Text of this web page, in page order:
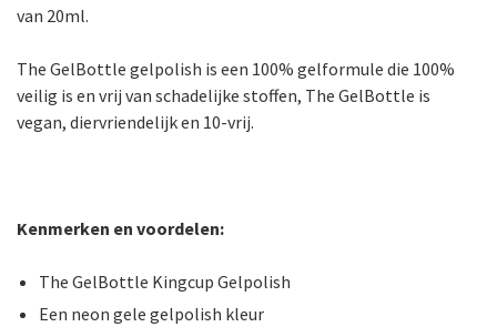
van 20ml.
The GelBottle gelpolish is een 100% gelformule die 100%
veilig is en vrij van schadelijke stoffen, The GelBottle is
vegan, diervriendelijk en 10-vrij.
Kenmerken en voordelen:
The GelBottle Kingcup Gelpolish
Een neon gele gelpolish kleur